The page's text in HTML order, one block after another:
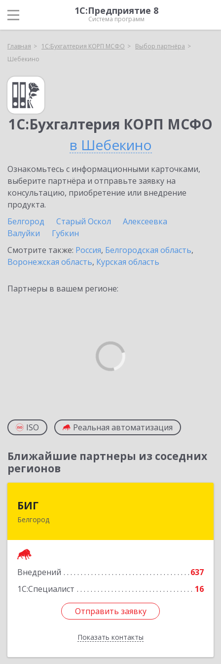
1С:Предприятие 8
Система программ
Главная 1С:Бухгалтерия КОРП МСФО
Выбор партнёра
Шебекино
1С:Бухгалтерия КОРП МСФО
в Шебекино
Ознакомьтесь с информационными карточками,
выберите партнёра и отправьте заявку на
консультацию, приобретение или внедрение
продукта.
Белгород
Старый Оскол
Алексеевка
Валуйки
Губкин
Смотрите также: Россия, Белгородская область,
Воронежская область, Курская область
Партнеры в вашем регионе:
ISO Реальная автоматизация
Ближайшие партнеры из соседних
регионов
БИГ
Белгород
Внедрений
637
1С:Специалист
16
Отправить заявку
Показать контакты
308033, Белгородская обл, г.о. город Белгород,
Подробнее
Отправить заявку
Назад